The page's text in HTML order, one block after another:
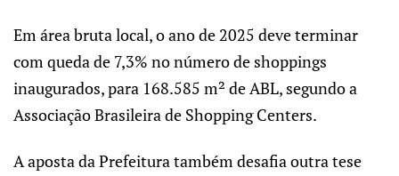
Em área bruta local, o ano de 2025 deve terminar
com queda de 7,3% no número de shoppings
inaugurados, para 168.585 m² de ABL, segundo a
Associação Brasileira de Shopping Centers.
A aposta da Prefeitura também desafia outra tese